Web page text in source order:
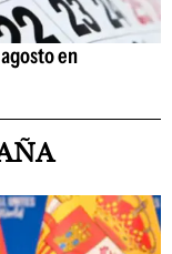
en